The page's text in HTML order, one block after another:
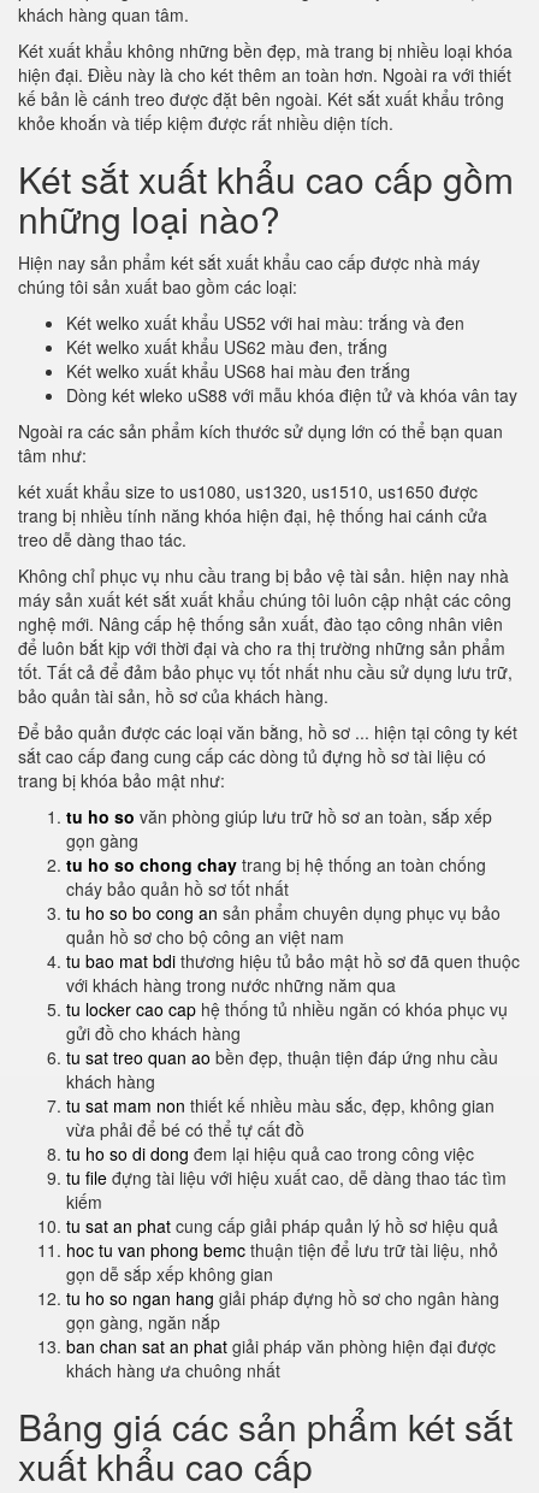
khách hàng quan tâm.
Két xuất khẩu không những bền đẹp, mà trang bị nhiều loại khóa
hiện đại. Điều này là cho két thêm an toàn hơn. Ngoài ra với thiết
kế bản lề cánh treo được đặt bên ngoài. Két sắt xuất khẩu trông
khỏe khoắn và tiếp kiệm được rất nhiều diện tích.
Két sắt xuất khẩu cao cấp gồm
những loại nào?
Hiện nay sản phẩm két sắt xuất khẩu cao cấp được nhà máy
chúng tôi sản xuất bao gồm các loại:
Két welko xuất khẩu US52 với hai màu: trắng và đen
Két welko xuất khẩu US62 màu đen, trắng
Két welko xuất khẩu US68 hai màu đen trắng
Dòng két wleko uS88 với mẫu khóa điện tử và khóa vân tay
Ngoài ra các sản phẩm kích thước sử dụng lớn có thể bạn quan
tâm như:
két xuất khẩu size to us1080, us1320, us1510, us1650 được
trang bị nhiều tính năng khóa hiện đại, hệ thống hai cánh cửa
treo dễ dàng thao tác.
Không chỉ phục vụ nhu cầu trang bị bảo vệ tài sản. hiện nay nhà
máy sản xuất két sắt xuất khẩu chúng tôi luôn cập nhật các công
nghệ mới. Nâng cấp hệ thống sản xuất, đào tạo công nhân viên
để luôn bắt kịp với thời đại và cho ra thị trường những sản phẩm
tốt. Tất cả để đảm bảo phục vụ tốt nhất nhu cầu sử dụng lưu trữ,
bảo quản tài sản, hồ sơ của khách hàng.
Để bảo quản được các loại văn bằng, hồ sơ ... hiện tại công ty két
sắt cao cấp đang cung cấp các dòng tủ đựng hồ sơ tài liệu có
trang bị khóa bảo mật như:
tu ho so văn phòng giúp lưu trữ hồ sơ an toàn, sắp xếp
gọn gàng
tu ho so chong chay trang bị hệ thống an toàn chống
cháy bảo quản hồ sơ tốt nhất
tu ho so bo cong an sản phẩm chuyên dụng phục vụ bảo
quản hồ sơ cho bộ công an việt nam
tu bao mat bdi thương hiệu tủ bảo mật hồ sơ đã quen thuộc
với khách hàng trong nước những năm qua
tu locker cao cap hệ thống tủ nhiều ngăn có khóa phục vụ
gửi đồ cho khách hàng
tu sat treo quan ao bền đẹp, thuận tiện đáp ứng nhu cầu
khách hàng
tu sat mam non thiết kế nhiều màu sắc, đẹp, không gian
vừa phải để bé có thể tự cất đồ
tu ho so di dong đem lại hiệu quả cao trong công việc
tu file đựng tài liệu với hiệu xuất cao, dễ dàng thao tác tìm
kiếm
tu sat an phat cung cấp giải pháp quản lý hồ sơ hiệu quả
hoc tu van phong bemc thuận tiện để lưu trữ tài liệu, nhỏ
gọn dễ sắp xếp không gian
tu ho so ngan hang giải pháp đựng hồ sơ cho ngân hàng
gọn gàng, ngăn nắp
ban chan sat an phat giải pháp văn phòng hiện đại được
khách hàng ưa chuông nhất
Bảng giá các sản phẩm két sắt
xuất khẩu cao cấp